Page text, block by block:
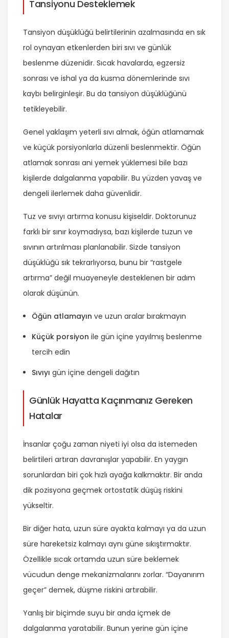
Tansiyonu Desteklemek
Tansiyon düşüklüğü belirtilerinin azalmasında en sık
rol oynayan etkenlerden biri sıvı ve günlük
beslenme düzenidir. Sıcak havalarda, egzersiz
sonrası ve ishal ya da kusma dönemlerinde sıvı
kaybı belirginleşir. Bu da tansiyon düşüklüğünü
tetikleyebilir.
Genel yaklaşım yeterli sıvı almak, öğün atlamamak
ve küçük porsiyonlarla düzenli beslenmektir. Öğün
atlamak sonrası ani yemek yüklemesi bile bazı
kişilerde dalgalanma yapabilir. Bu yüzden yavaş ve
dengeli ilerlemek daha güvenlidir.
Tuz ve sıvıyı artırma konusu kişiseldir. Doktorunuz
farklı bir sınır koymadıysa, bazı kişilerde tuzun ve
sıvının artırılması planlanabilir. Sizde tansiyon
düşüklüğü sık tekrarlıyorsa, bunu bir “rastgele
artırma” değil muayeneyle desteklenen bir adım
olarak düşünün.
Öğün atlamayın ve uzun aralar bırakmayın
Küçük porsiyon ile gün içine yayılmış beslenme
tercih edin
Sıvıyı gün içine dengeli dağıtın
Günlük Hayatta Kaçınmanız Gereken
Hatalar
İnsanlar çoğu zaman niyeti iyi olsa da istemeden
belirtileri artıran davranışlar yapabilir. En yaygın
sorunlardan biri çok hızlı ayağa kalkmaktır. Bir anda
dik pozisyona geçmek ortostatik düşüş riskini
yükseltir.
Bir diğer hata, uzun süre ayakta kalmayı ya da uzun
süre hareketsiz kalmayı aynı güne sıkıştırmaktır.
Özellikle sıcak ortamda uzun süre beklemek
vücudun denge mekanizmalarını zorlar. “Dayanırım
geçer” demek, düşme riskini artırabilir.
Yanlış bir biçimde suyu bir anda içmek de
dalgalanma yaratabilir. Bunun yerine gün içine